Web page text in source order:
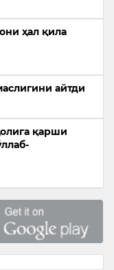
ҳал қила
айтди
қарши